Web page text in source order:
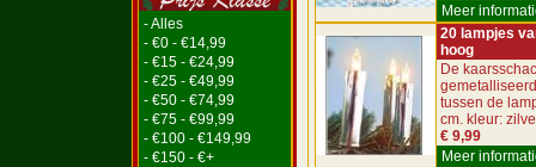
- Alles
- €0 - €14,99
- €15 - €24,99
- €25 - €49,99
- €50 - €74,99
- €75 - €99,99
- €100 - €149,99
- €150 - €+
Meer
20 lampjes
hoog
De
tussen de
cm. kleur:
€ 9,99
Meer